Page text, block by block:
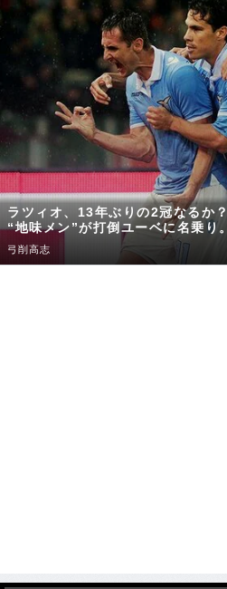
ラツィオ、13年ぶりの2冠なるか？
“地味メン”が打倒ユーベに名乗り。
弓削高志